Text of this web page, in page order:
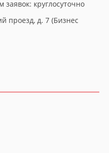
круглосуточно
проезд, д. 7 (Бизнес